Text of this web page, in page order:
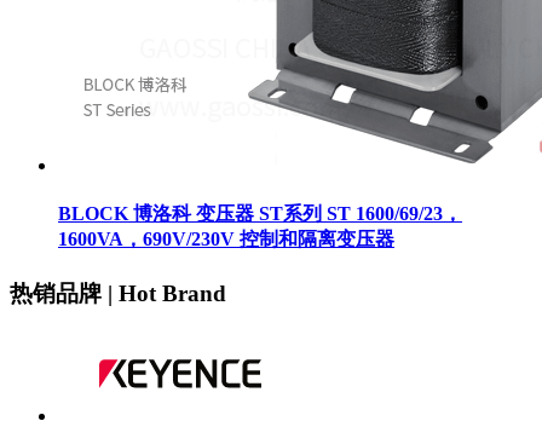
BLOCK 博洛科 变压器 ST系列 ST 1600/69/23，
1600VA，690V/230V 控制和隔离变压器
热销品牌 | Hot Brand